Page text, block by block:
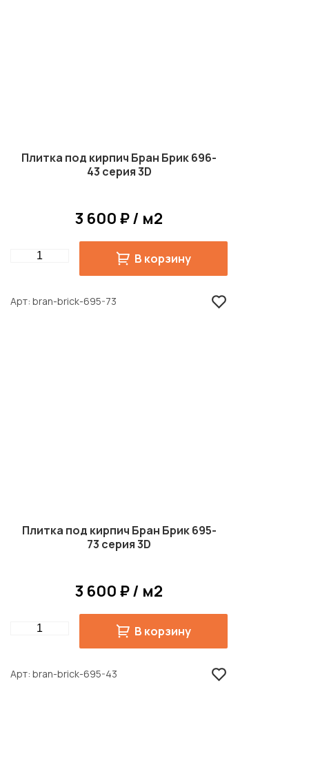
Плитка под кирпич Бран Брик 696-
43 серия 3D
3 600 ₽ / м2
Quantity В корзину
Арт bran-brick-695-73
Плитка под кирпич Бран Брик 695-
73 серия 3D
3 600 ₽ / м2
Quantity В корзину
Арт bran-brick-695-43